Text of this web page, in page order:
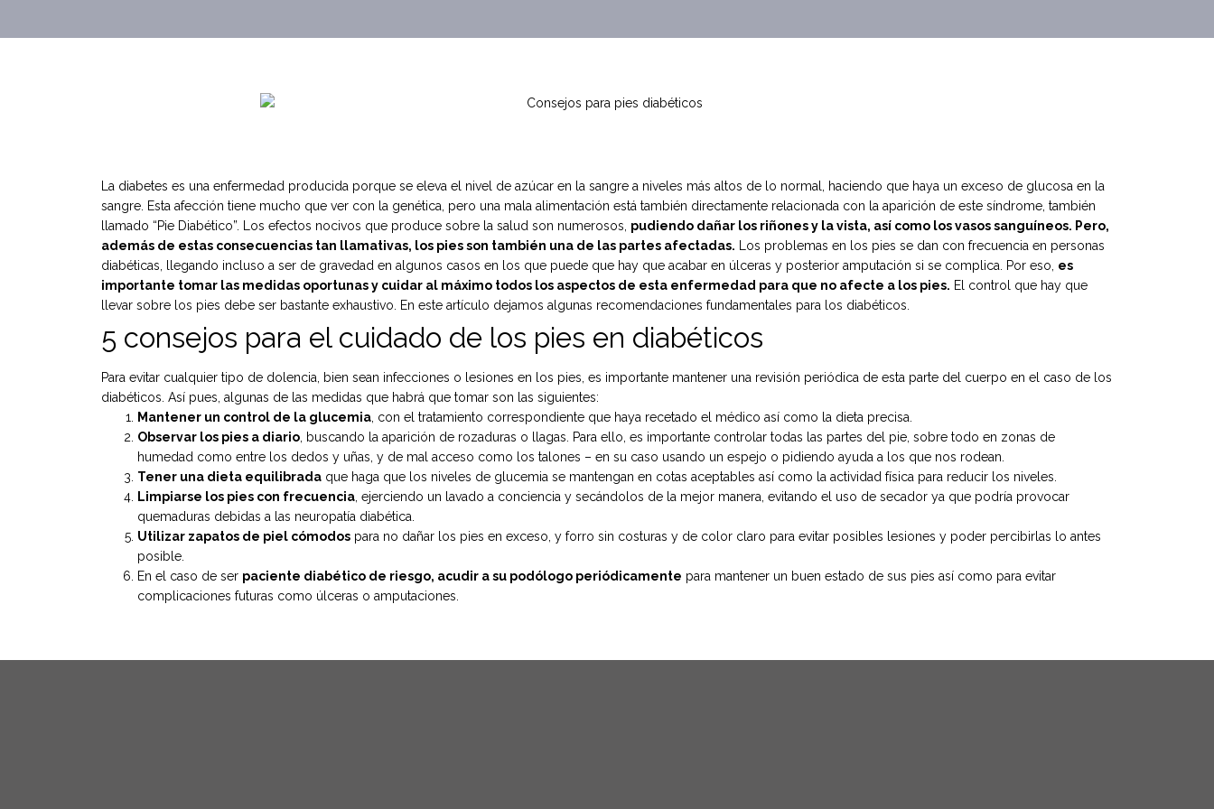
La diabetes es una enfermedad producida porque se eleva el nivel de azúcar en la sangre a niveles más altos de lo normal, haciendo que haya un exceso de glucosa en la
sangre. Esta afección tiene mucho que ver con la genética, pero una mala alimentación está también directamente relacionada con la aparición de este síndrome, también
llamado “Pie Diabético”. Los efectos nocivos que produce sobre la salud son numerosos, pudiendo dañar los riñones y la vista, así como los vasos sanguíneos. Pero,
además de estas consecuencias tan llamativas, los pies son también una de las partes afectadas. Los problemas en los pies se dan con frecuencia en personas
diabéticas, llegando incluso a ser de gravedad en algunos casos en los que puede que hay que acabar en úlceras y posterior amputación si se complica. Por eso, es
importante tomar las medidas oportunas y cuidar al máximo todos los aspectos de esta enfermedad para que no afecte a los pies. El control que hay que
llevar sobre los pies debe ser bastante exhaustivo. En este artículo dejamos algunas recomendaciones fundamentales para los diabéticos.
5 consejos para el cuidado de los pies en diabéticos
Para evitar cualquier tipo de dolencia, bien sean infecciones o lesiones en los pies, es importante mantener una revisión periódica de esta parte del cuerpo en el caso de los
diabéticos. Así pues, algunas de las medidas que habrá que tomar son las siguientes:
Mantener un control de la glucemia, con el tratamiento correspondiente que haya recetado el médico así como la dieta precisa.
Observar los pies a diario, buscando la aparición de rozaduras o llagas. Para ello, es importante controlar todas las partes del pie, sobre todo en zonas de
humedad como entre los dedos y uñas, y de mal acceso como los talones – en su caso usando un espejo o pidiendo ayuda a los que nos rodean.
Tener una dieta equilibrada que haga que los niveles de glucemia se mantengan en cotas aceptables así como la actividad física para reducir los niveles.
Limpiarse los pies con frecuencia, ejerciendo un lavado a conciencia y secándolos de la mejor manera, evitando el uso de secador ya que podría provocar
quemaduras debidas a las neuropatía diabética.
Utilizar zapatos de piel cómodos para no dañar los pies en exceso, y forro sin costuras y de color claro para evitar posibles lesiones y poder percibirlas lo antes
posible.
En el caso de ser paciente diabético de riesgo, acudir a su podólogo periódicamente para mantener un buen estado de sus pies así como para evitar
complicaciones futuras como úlceras o amputaciones.